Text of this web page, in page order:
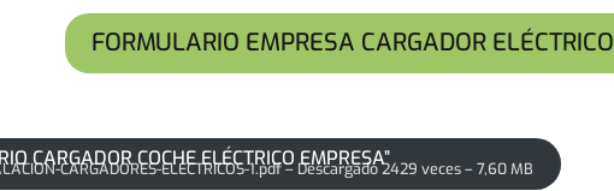
FORMULARIO EMPRESA CARGADOR ELÉCTRICO
CARGADOR COCHE ELÉCTRICO EMPRESA”
CARGADORES-ELECTRICOS-1.pdf – Descargado 2429 veces – 7,60 MB